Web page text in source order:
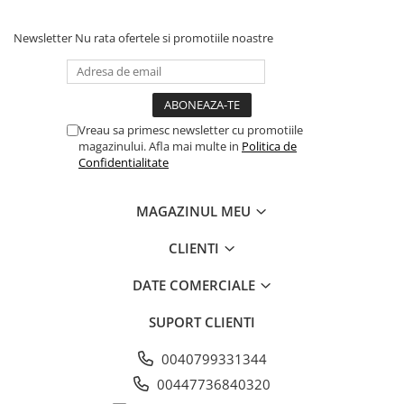
Newsletter Nu rata ofertele si promotiile noastre
Vreau sa primesc newsletter cu promotiile
magazinului. Afla mai multe in Politica de
Confidentialitate
MAGAZINUL MEU
CLIENTI
DATE COMERCIALE
SUPORT CLIENTI
0040799331344
00447736840320